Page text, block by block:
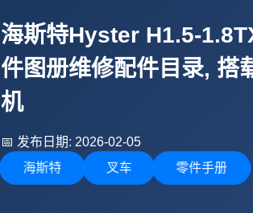
海斯特Hyster H1.5-
件图册维修配件目录, 搭
机
📅 发布日期: 2026-02-05
海斯特 叉车 零件手册